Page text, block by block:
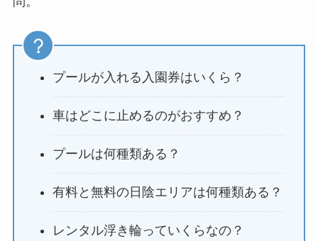
プールが入れる入園券はいくら？
車はどこに止めるのがおすすめ？
プールは何種類ある？
有料と無料の日陰エリアは何種類ある？
レンタル浮き輪っていくらなの？